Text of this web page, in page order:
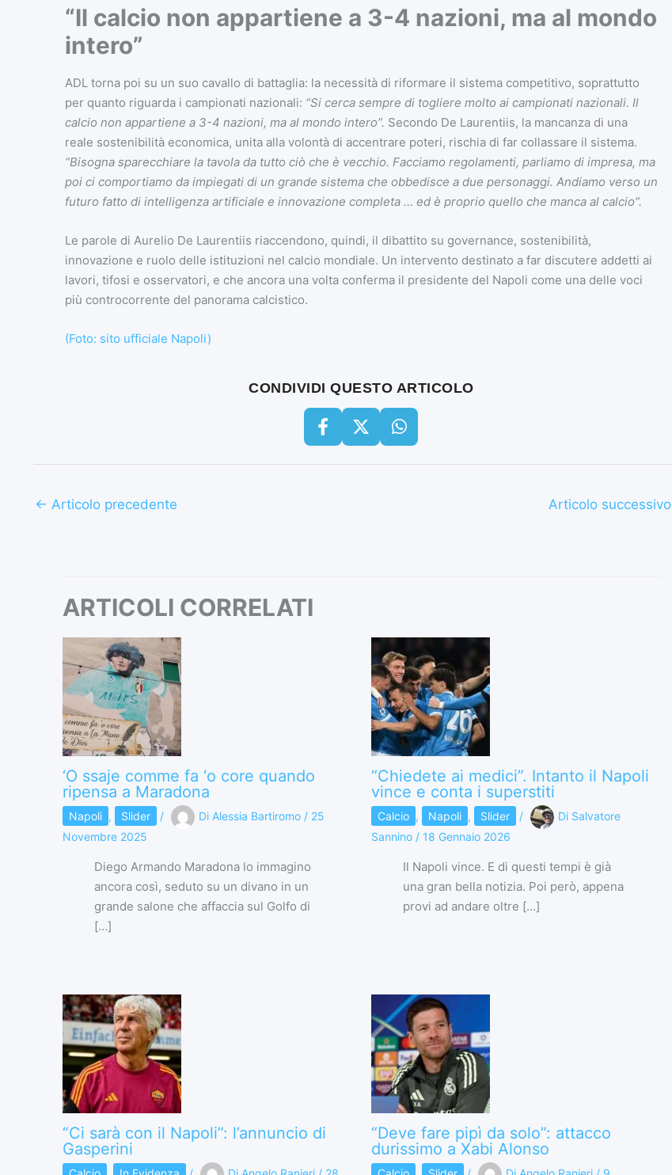
“Il calcio non appartiene a 3-4 nazioni, ma al mondo
intero”
ADL torna poi su un suo cavallo di battaglia: la necessità di riformare il sistema competitivo, soprattutto
per quanto riguarda i campionati nazionali: “Si cerca sempre di togliere molto ai campionati nazionali. Il
calcio non appartiene a 3-4 nazioni, ma al mondo intero”. Secondo De Laurentiis, la mancanza di una
reale sostenibilità economica, unita alla volontà di accentrare poteri, rischia di far collassare il sistema.
“Bisogna sparecchiare la tavola da tutto ciò che è vecchio. Facciamo regolamenti, parliamo di impresa, ma
poi ci comportiamo da impiegati di un grande sistema che obbedisce a due personaggi. Andiamo verso un
futuro fatto di intelligenza artificiale e innovazione completa … ed è proprio quello che manca al calcio”.
Le parole di Aurelio De Laurentiis riaccendono, quindi, il dibattito su governance, sostenibilità,
innovazione e ruolo delle istituzioni nel calcio mondiale. Un intervento destinato a far discutere addetti ai
lavori, tifosi e osservatori, e che ancora una volta conferma il presidente del Napoli come una delle voci
più controcorrente del panorama calcistico.
(Foto: sito ufficiale Napoli)
CONDIVIDI QUESTO ARTICOLO
← Articolo precedente Articolo successivo
ARTICOLI CORRELATI
‘O ssaje comme fa ‘o core quando
ripensa a Maradona
Napoli , Slider / Di Alessia Bartiromo / 25
Novembre 2025
Diego Armando Maradona lo immagino
ancora così, seduto su un divano in un
grande salone che affaccia sul Golfo di
[…]
“Chiedete ai medici”. Intanto il Napoli
vince e conta i superstiti
Calcio , Napoli , Slider / Di Salvatore
Sannino / 18 Gennaio 2026
Il Napoli vince. E di questi tempi è già
una gran bella notizia. Poi però, appena
provi ad andare oltre […]
“Ci sarà con il Napoli”: l’annuncio di
Gasperini
“Deve fare pipì da solo”: attacco
durissimo a Xabi Alonso